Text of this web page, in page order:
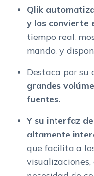
Qlik
y los convierte
tiempo real,
mando, y
Destaca por su
grandes
fuentes.
Y su interfaz
altamente
que facilita a